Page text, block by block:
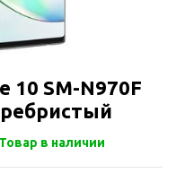
10 SM-N970F
Товар в наличии